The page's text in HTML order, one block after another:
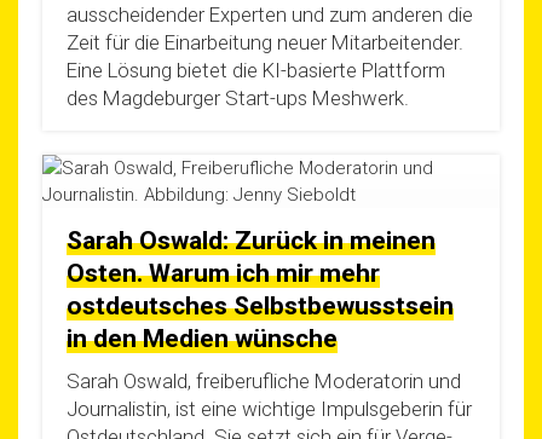
aus­schei­den­der Exper­ten und zum ande­ren die
Zeit für die Ein­ar­bei­tung neu­er Mit­ar­bei­ten­der.
Eine Lösung bie­tet die KI-basier­­te Platt­form
des Mag­de­bur­ger Start-ups Meshwerk.
Sarah Oswald: Zurück in meinen
Osten. Warum ich mir mehr
ostdeutsches Selbstbewusstsein
in den Medien wünsche
Sarah Oswald, frei­be­ruf­li­che Mode­ra­to­rin und
Jour­na­lis­tin, ist eine wich­ti­ge Impuls­ge­be­rin für